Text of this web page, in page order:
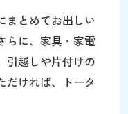
まとめてお出しい
らに、家具・家電
引越しや片付けの
だければ、トータ